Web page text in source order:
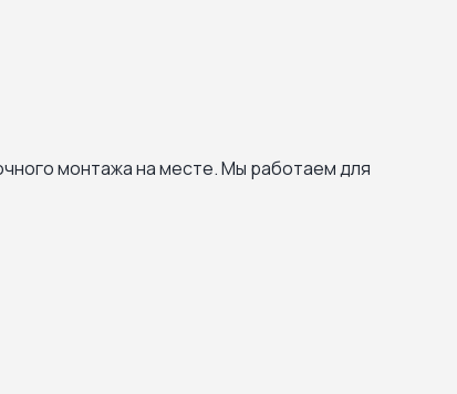
монтажа на месте. Мы работаем для